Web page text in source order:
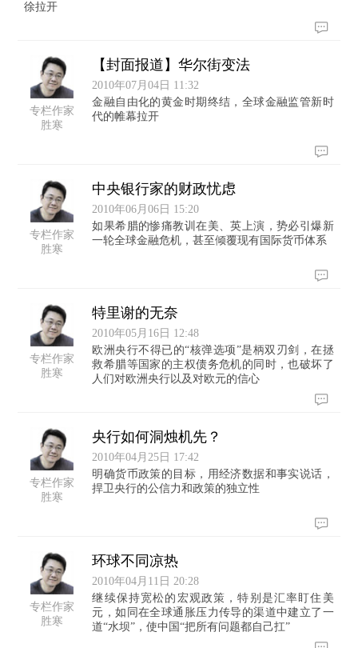
徐拉开
专栏作家
胜寒
【封面报道】华尔街变法
2010年07月04日 11:32
金融自由化的黄金时期终结，全球金融监管新时
代的帷幕拉开
专栏作家
胜寒
中央银行家的财政忧虑
2010年06月06日 15:20
如果希腊的惨痛教训在美、英上演，势必引爆新
一轮全球金融危机，甚至倾覆现有国际货币体系
专栏作家
胜寒
特里谢的无奈
2010年05月16日 12:48
欧洲央行不得已的“核弹选项”是柄双刃剑，在拯
救希腊等国家的主权债务危机的同时，也破坏了
人们对欧洲央行以及对欧元的信心
专栏作家
胜寒
央行如何洞烛机先？
2010年04月25日 17:42
明确货币政策的目标，用经济数据和事实说话，
捍卫央行的公信力和政策的独立性
专栏作家
胜寒
环球不同凉热
2010年04月11日 20:28
继续保持宽松的宏观政策，特别是汇率盯住美
元，如同在全球通胀压力传导的渠道中建立了一
道“水坝”，使中国“把所有问题都自己扛”